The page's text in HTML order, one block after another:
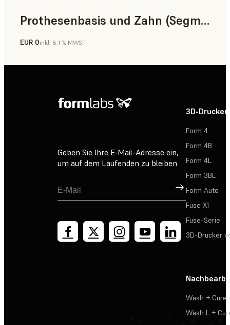
Prothesenbasis und Zahn (Segment)
Zahnmedizin
EUR 0inkl. 8.1 % MWST
Geben Sie Ihre E-Mail-Adresse ein,
um auf dem Laufenden zu bleiben
Registrieren
3D-Drucker
Form 4
Form 4B
Form 4L
Form 3BL
Form Auto
Fuse X1
Fuse-Serie
3D-Drucker
Wash + Cure
Wash L +